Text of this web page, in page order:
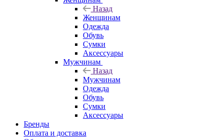
Назад
Женщинам
Одежда
Обувь
Сумки
Аксессуары
Мужчинам
Назад
Мужчинам
Одежда
Обувь
Сумки
Аксессуары
Бренды
Оплата и доставка